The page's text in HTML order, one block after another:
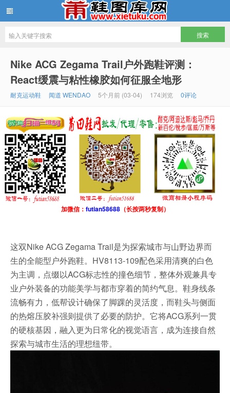
Nike ACG Zegama Trail户外跑鞋评测：
React缓震与粘性橡胶如何征服全地形
耐克运动鞋 闻道 WENDAO 5个月前 (03-04) 174浏览 0评论
加微信： futian58688（长按两秒复制）
这双Nike ACG Zegama Trail是为探索城市与山野边界而
生的全能型户外跑鞋。HV8113-109配色采用清爽的白色
为主调，点缀以ACG标志性的撞色细节，整体外观兼具专
业户外装备的功能美学与都市穿着的简约气息。鞋身线条
流畅有力，低帮设计确保了脚踝的灵活度，而鞋头与侧面
的热熔压胶补强则提供了必要的防护。它将ACG系列一贯
的硬核基因，融入更为日常化的视觉语言，成为连接自然
探索与城市生活的理想纽带。